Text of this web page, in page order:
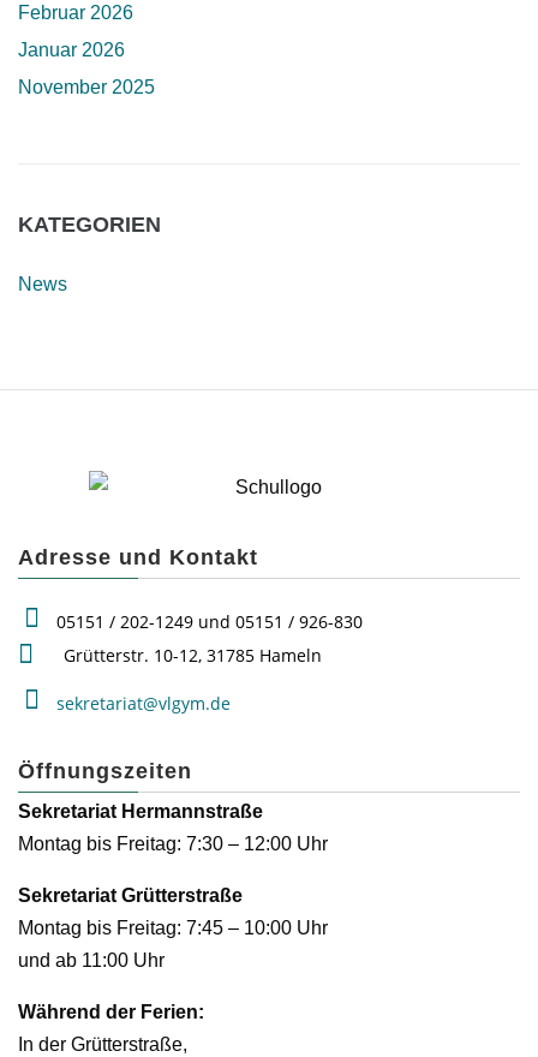
Februar 2026
Januar 2026
November 2025
KATEGORIEN
News
Adresse und Kontakt
05151 / 202-1249 und 05151 / 926-830
Grütterstr. 10-12, 31785 Hameln
sekretariat@vlgym.de
Öffnungszeiten
Sekretariat Hermannstraße
Montag bis Freitag: 7:30 – 12:00 Uhr
Sekretariat Grütterstraße
Montag bis Freitag: 7:45 – 10:00 Uhr
und ab 11:00 Uhr
Während der Ferien:
In der Grütterstraße,